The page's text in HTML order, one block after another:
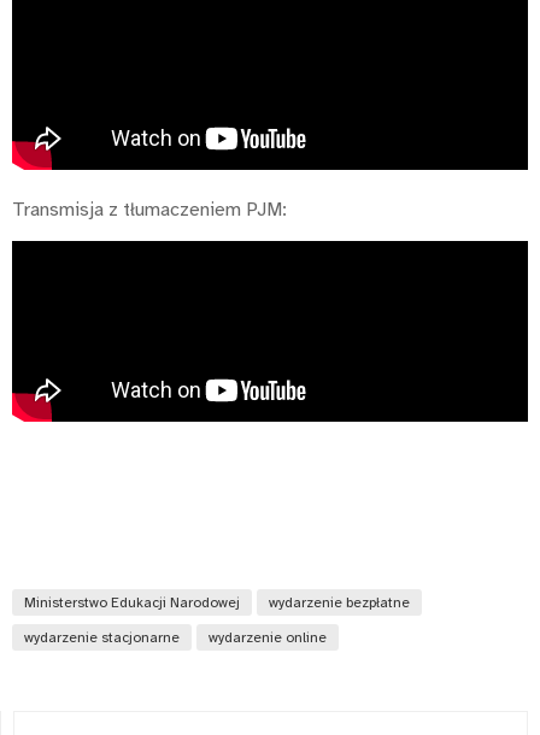
Transmisja z tłumaczeniem PJM:
Ministerstwo Edukacji Narodowej wydarzenie bezpłatne
wydarzenie stacjonarne wydarzenie online